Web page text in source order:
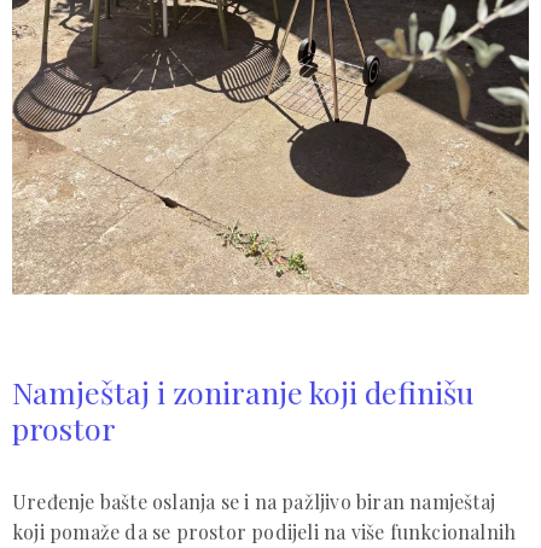
Namještaj i zoniranje koji definišu
prostor
Uređenje bašte oslanja se i na pažljivo biran namještaj
koji pomaže da se prostor podijeli na više funkcionalnih